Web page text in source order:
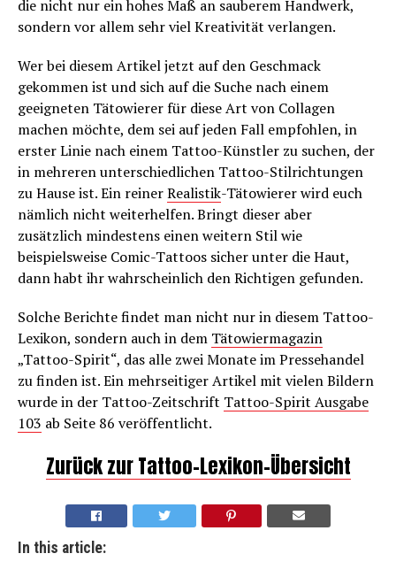
die nicht nur ein hohes Maß an sauberem Handwerk,
sondern vor allem sehr viel Kreativität verlangen.
Wer bei diesem Artikel jetzt auf den Geschmack
gekommen ist und sich auf die Suche nach einem
geeigneten Tätowierer für diese Art von Collagen
machen möchte, dem sei auf jeden Fall empfohlen, in
erster Linie nach einem Tattoo-Künstler zu suchen, der
in mehreren unterschiedlichen Tattoo-Stilrichtungen
zu Hause ist. Ein reinerRealistik-Tätowierer wird euch
nämlich nicht weiterhelfen. Bringt dieser aber
zusätzlich mindestens einen weitern Stil wie
beispielsweise Comic-Tattoos sicher unter die Haut,
dann habt ihr wahrscheinlich den Richtigen gefunden.
Solche Berichte findet man nicht nur in diesem Tattoo-
Lexikon, sondern auch in dem Tätowiermagazin
„Tattoo-Spirit“, das alle zwei Monate im Pressehandel
zu finden ist. Ein mehrseitiger Artikel mit vielen Bildern
wurde in der Tattoo-Zeitschrift Tattoo-Spirit Ausgabe
103 ab Seite 86 veröffentlicht.
Zurück zur Tattoo-Lexikon-Übersicht
In this article: